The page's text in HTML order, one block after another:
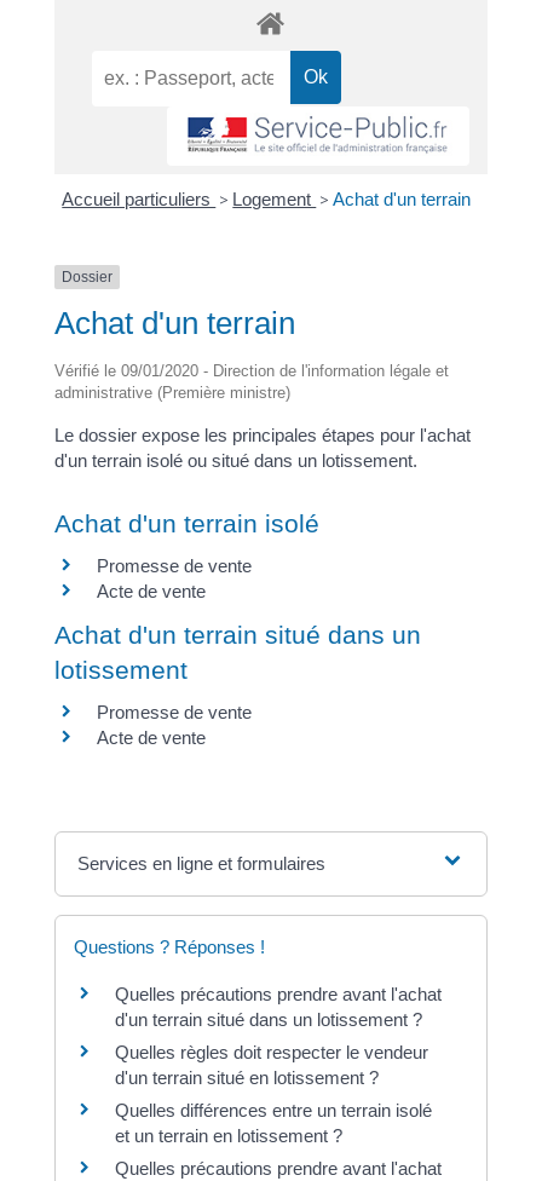
Accueil particuliers > Logement > Achat d'un terrain
Dossier
Achat d'un terrain
Vérifié le 09/01/2020 - Direction de l'information légale et
administrative (Première ministre)
Le dossier expose les principales étapes pour l'achat
d'un terrain isolé ou situé dans un lotissement.
Achat d'un terrain isolé
Promesse de vente
Acte de vente
Achat d'un terrain situé dans un
lotissement
Promesse de vente
Acte de vente
Services en ligne et formulaires
Questions ? Réponses !
Quelles précautions prendre avant l'achat
d'un terrain situé dans un lotissement ?
Quelles règles doit respecter le vendeur
d'un terrain situé en lotissement ?
Quelles différences entre un terrain isolé
et un terrain en lotissement ?
Quelles précautions prendre avant l'achat